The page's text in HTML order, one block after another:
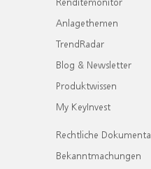
Anlagethemen
TrendRadar
Blog & Newsletter
Produktwissen
My KeyInvest
Rechtliche
Bekanntmachungen